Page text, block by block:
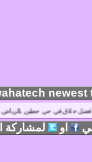
حلاق في حي حطين بالرياض ..
او لمشاركة